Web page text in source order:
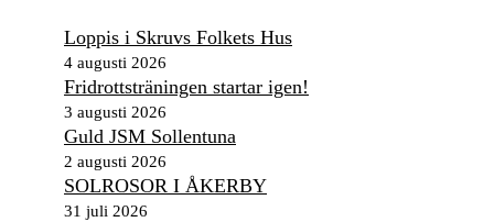
Loppis i Skruvs Folkets Hus
4 augusti 2026
Fridrottsträningen startar igen!
3 augusti 2026
Guld JSM Sollentuna
2 augusti 2026
SOLROSOR I ÅKERBY
31 juli 2026